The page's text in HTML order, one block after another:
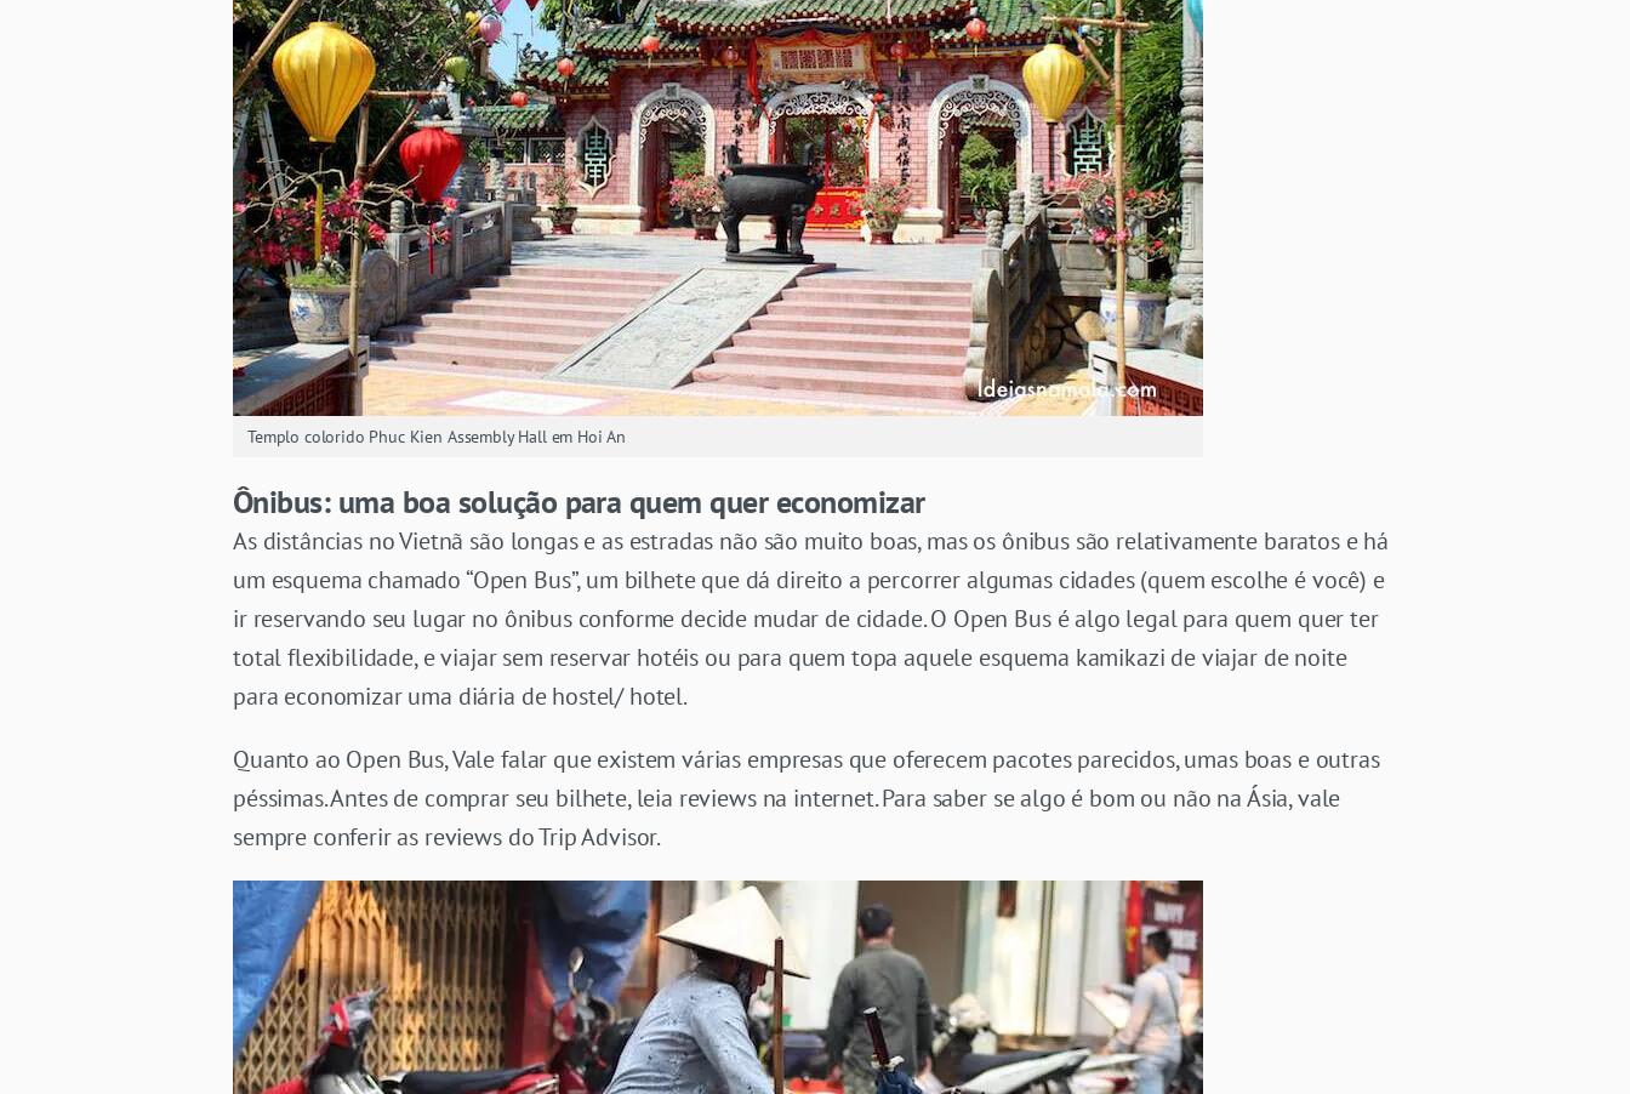
Templo colorido Phuc Kien Assembly Hall em Hoi An
Ônibus: uma boa solução para quem quer economizar
As distâncias no Vietnã são longas e as estradas não são muito boas, mas os ônibus são relativamente baratos e há
um esquema chamado “Open Bus”, um bilhete que dá direito a percorrer algumas cidades (quem escolhe é você) e
ir reservando seu lugar no ônibus conforme decide mudar de cidade. O Open Bus é algo legal para quem quer ter
total flexibilidade, e viajar sem reservar hotéis ou para quem topa aquele esquema kamikazi de viajar de noite
para economizar uma diária de hostel/ hotel.
Quanto ao Open Bus, Vale falar que existem várias empresas que oferecem pacotes parecidos, umas boas e outras
péssimas. Antes de comprar seu bilhete, leia reviews na internet. Para saber se algo é bom ou não na Ásia, vale
sempre conferir as reviews do Trip Advisor.